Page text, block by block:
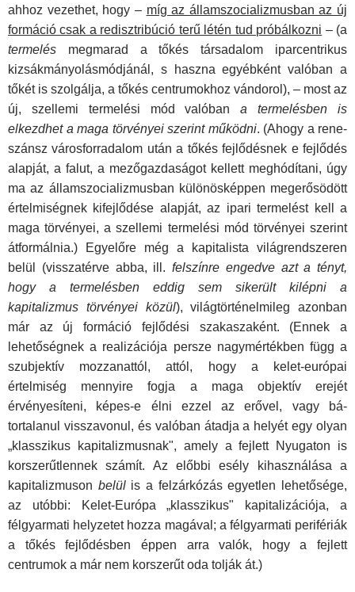
ahhoz vezethet, hogy – míg az államszocializ­musban az új
formáció csak a redisztribúció terű létén tud próbálkozni – (a
termelés megmarad a tőkés társadalom iparcentrikus
kizsákmányolásmódjánál, s haszna egyébként valóban a
tőkét is szolgálja, a tőkés centrumokhoz vándorol), – most az
új, szellemi termelési mód valóbana termelésben is
elkezdhet a maga törvényei szerint működni. (Ahogy a rene­
szánsz városforradalom után a tőkés fejlődésnek e fejlődés
alapját, a falut, a mezőgazdaságot kellett meghódítani, úgy
ma az államszocializmusban különösképpen megerősödött
értelmiségnek kifejlődése alapját, az ipari termelést kell a
maga törvényei, a szellemi termelési mód törvényei szerint
át­formálnia.) Egyelőre még a kapitalista világrendszeren
belül (visszatérve abba, ill. felszínre engedve azt a tényt,
hogy a termelésben eddig sem sikerült kilépni a
kapitalizmus törvé­nyei közül), világtörténelmileg azonban
már az új formáció fej­lődési szakaszaként. (Ennek a
lehetőségnek a realizációja persze nagymértékben függ a
szubjektív mozzanattól, attól, hogy a kelet-európai
értelmiség mennyire fogja a maga objek­tív erejét
érvényesíteni, képes-e élni ezzel az erővel, vagy bá­
tortalanul visszavonul, és valóban átadja a helyét egy olyan
„klasszikus kapitalizmusnak", amely a fejlett Nyugaton is
kor­szerűtlennek számít. Az előbbi esély kihasználása a
kapitaliz­muson belülis a felzárkózás egyetlen lehetősége,
az utóbbi: Kelet-Európa „klasszikus" kapitalizációja, a
félgyarmati hely­zetet hozza magával; a félgyarmati perifériák
a tőkés fejlődés­ben éppen arra valók, hogy a fejlett
centrumok a már nem korszerűt oda tolják át.)